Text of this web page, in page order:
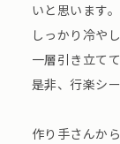
いと思います。
しっかり冷や
一層引き立て
是非、行楽シ
作り手さんから